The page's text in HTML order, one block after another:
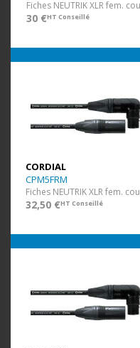
30 €HT Conseillé
CORDIAL
CPM5FRM
32,50 €HT Conseillé